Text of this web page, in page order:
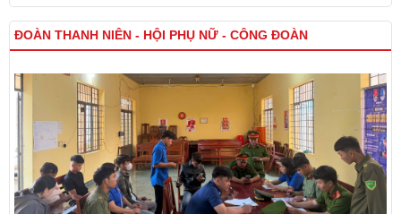
ĐOÀN THANH NIÊN - HỘI PHỤ NỮ - CÔNG ĐOÀN